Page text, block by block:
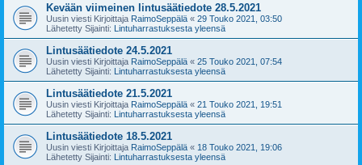
Kevään viimeinen lintusäätiedote 28.5.2021
Uusin viesti Kirjoittaja RaimoSeppälä « 29 Touko 2021, 03:50
Lähetetty Sijainti: Lintuharrastuksesta yleensä
Lintusäätiedote 24.5.2021
Uusin viesti Kirjoittaja RaimoSeppälä « 25 Touko 2021, 07:54
Lähetetty Sijainti: Lintuharrastuksesta yleensä
Lintusäätiedote 21.5.2021
Uusin viesti Kirjoittaja RaimoSeppälä « 21 Touko 2021, 19:51
Lähetetty Sijainti: Lintuharrastuksesta yleensä
Lintusäätiedote 18.5.2021
Uusin viesti Kirjoittaja RaimoSeppälä « 18 Touko 2021, 19:06
Lähetetty Sijainti: Lintuharrastuksesta yleensä